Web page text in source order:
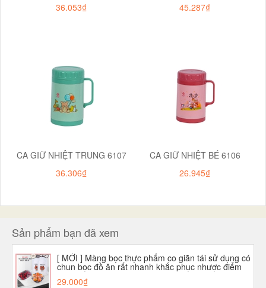
36.053₫
45.287₫
CA GIỮ NHIỆT TRUNG 6107
36.306₫
CA GIỮ NHIỆT BÉ 6106
26.945₫
Sản phẩm bạn đã xem
[ MỚI ] Màng bọc thực phẩm co giãn tái sử dụng có
chun bọc đồ ăn rất nhanh khắc phục nhược điểm
của các màng bọc PE khác
29.000₫